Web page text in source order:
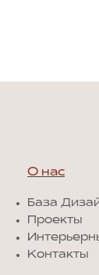
О нас
База
Проекты
Контакты